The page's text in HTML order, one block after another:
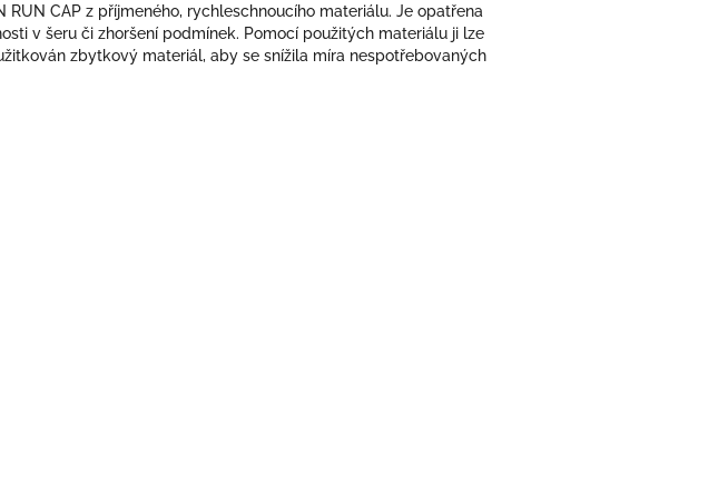
RUN CAP z příjmeného, rychleschnoucího materiálu. Je opatřena
v šeru či zhoršení podmínek. Pomocí použitých materiálu ji lze
zbytkový materiál, aby se snížila míra nespotřebovaných